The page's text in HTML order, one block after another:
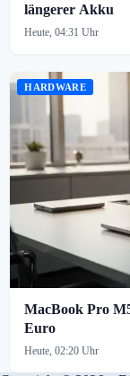
längerer Akku
Heute, 04:31 Uhr
HARDWARE
MacBook Pro
Euro
Heute, 02:20 Uhr